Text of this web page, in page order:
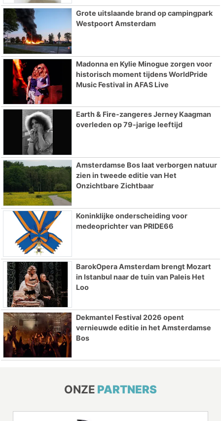
Grote uitslaande brand op campingpark
Westpoort Amsterdam
Madonna en Kylie Minogue zorgen voor
historisch moment tijdens WorldPride
Music Festival in AFAS Live
Earth & Fire-zangeres Jerney Kaagman
overleden op 79-jarige leeftijd
Amsterdamse Bos laat verborgen natuur
zien in tweede editie van Het
Onzichtbare Zichtbaar
Koninklijke onderscheiding voor
medeoprichter van PRIDE66
BarokOpera Amsterdam brengt Mozart
in Istanbul naar de tuin van Paleis Het
Loo
Dekmantel Festival 2026 opent
vernieuwde editie in het Amsterdamse
Bos
ONZE PARTNERS